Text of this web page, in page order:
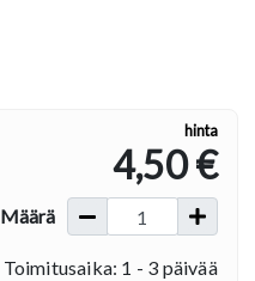
hinta
4,50 €
Määrä
Toimitusaika: 1 - 3 päivää